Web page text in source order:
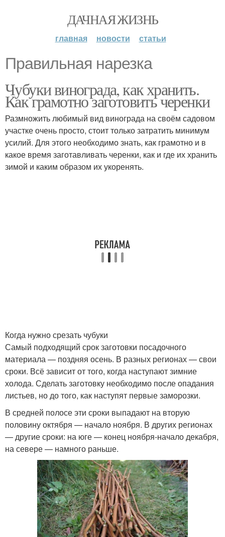
ДАЧНАЯ ЖИЗНЬ
главная новости статьи
Правильная нарезка
Чубуки винограда, как хранить.
Как грамотно заготовить черенки
Размножить любимый вид винограда на своём садовом
участке очень просто, стоит только затратить минимум
усилий. Для этого необходимо знать, как грамотно и в
какое время заготавливать черенки, как и где их хранить
зимой и каким образом их укоренять.
Когда нужно срезать чубуки
Самый подходящий срок заготовки посадочного
материала — поздняя осень. В разных регионах — свои
сроки. Всё зависит от того, когда наступают зимние
холода. Сделать заготовку необходимо после опадания
листьев, но до того, как наступят первые заморозки.
В средней полосе эти сроки выпадают на вторую
половину октября — начало ноября. В других регионах
— другие сроки: на юге — конец ноября-начало декабря,
на севере — намного раньше.